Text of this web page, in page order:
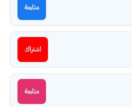
متابعة
اشتراك
متابعة